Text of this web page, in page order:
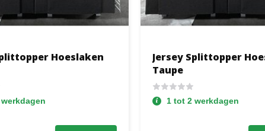
Hoeslaken
Jersey Splittopper
Taupe
1 tot 2 werkdagen